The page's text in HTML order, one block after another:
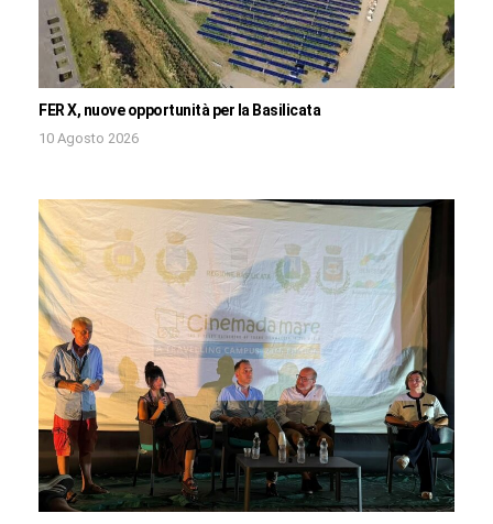
FER X, nuove opportunità per la Basilicata
10 Agosto 2026